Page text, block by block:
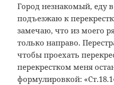
Город незнакомый, еду
подъезжаю к
замечаю, что из моего
только направо.
чтобы проехать
перекрестком меня
формулировкой: